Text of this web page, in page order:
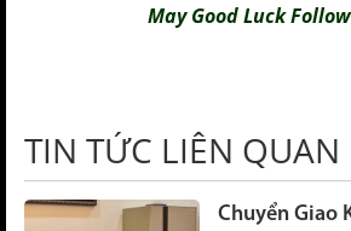
May Good Luck
TIN TỨC LIÊN QUAN
Chuyển Giao